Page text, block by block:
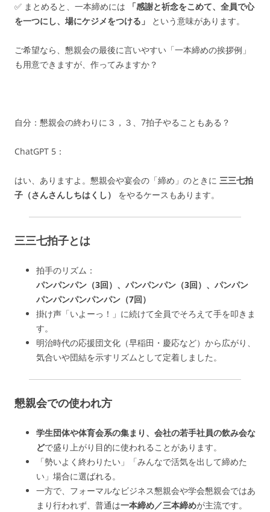
✅ まとめると、一本締めには
「感謝と祈念をこめて、全員で心
を一つにし、場にケジメをつける」
という意味があります。
ご希望なら、懇親会の最後に言いやすい「一本締めの挨拶例」
も用意できますが、作ってみますか？
自分：懇親会の終わりに３，３、7拍子やることもある？
ChatGPT 5：
はい、ありますよ。懇親会や宴会の「締め」のときに 三三七拍
子（さんさんしちはくし）
をやるケースもあります。
三三七拍子とは
拍手のリズム：
パンパンパン（3回）、パンパンパン（3回）、パンパン
パンパンパンパンパン（7回）
掛け声「いよーっ！」に続けて全員でそろえて手を叩きま
す。
明治時代の応援団文化（早稲田・慶応など）から広がり、
気合いや団結を示すリズムとして定着しました。
懇親会での使われ方
学生団体や体育会系の集まり、会社の若手社員の飲み会な
どで盛り上がり目的に使われることがあります。
「勢いよく終わりたい」「みんなで活気を出して締めた
い」場合に選ばれる。
一方で、フォーマルなビジネス懇親会や学会懇親会ではあ
まり行われず、普通は一本締め／三本締めが主流です。